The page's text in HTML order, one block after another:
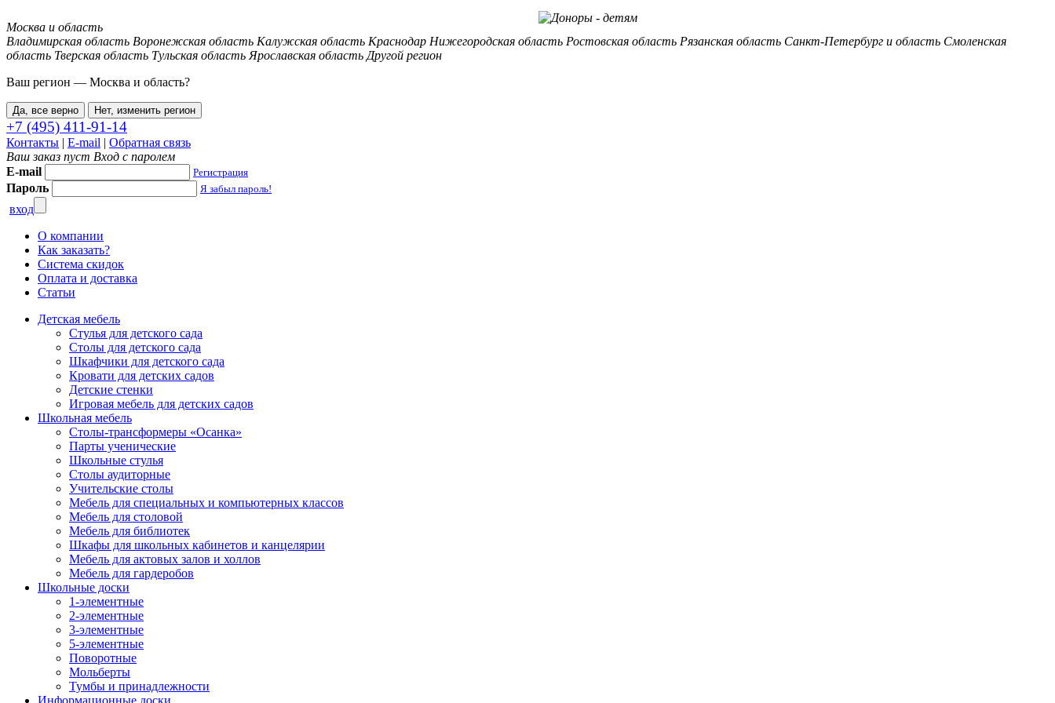
Москва и область
Владимирская область Воронежская область Калужская область Краснодар Нижегородская область Ростовская область Рязанская область Санкт-Петербург и область Смоленская
область Тверская область Тульская область Ярославская область Другой регион
Ваш регион — Москва и область?
Да, все верно Нет, изменить регион
+7 (495) 411-91-14
Контакты | E-mail | Обратная связь
Ваш заказ пуст Вход с паролем
E-mail
Регистрация
Пароль Я забыл пароль!
вход
О компании
Как заказать?
Система скидок
Оплата и доставка
Статьи
Детская мебель
Стулья для детского сада
Столы для детского сада
Шкафчики для детского сада
Кровати для детских садов
Детские стенки
Игровая мебель для детских садов
Школьная мебель
Столы-трансформеры «Осанка»
Парты ученические
Школьные стулья
Столы аудиторные
Учительские столы
Мебель для специальных и компьютерных классов
Мебель для столовой
Мебель для библиотек
Шкафы для школьных кабинетов и канцелярии
Мебель для актовых залов и холлов
Мебель для гардеробов
Школьные доски
1-элементные
2-элементные
3-элементные
5-элементные
Поворотные
Мольберты
Тумбы и принадлежности
Информационные доски